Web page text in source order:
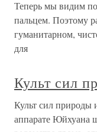
Теперь мы видим
пальцем. Поэтому
гуманитарном,
для
Культ сил
Культ сил
аппарате Юйхуана